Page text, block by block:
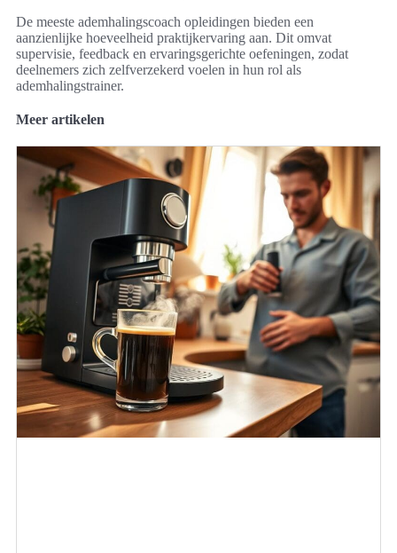
De meeste ademhalingscoach opleidingen bieden een
aanzienlijke hoeveelheid praktijkervaring aan. Dit omvat
supervisie, feedback en ervaringsgerichte oefeningen, zodat
deelnemers zich zelfverzekerd voelen in hun rol als
ademhalingstrainer.
Meer artikelen